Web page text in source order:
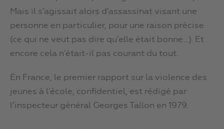
Mais il s’agissait alors d’assassinat visant une
personne en particulier, pour une raison précise
(ce qui ne veut pas dire qu’elle était bonne…). Et
encore cela n’était-il pas courant du tout.
En France, le premier rapport sur la violence des
jeunes à l’école, confidentiel, est rédigé par
l’inspecteur général Georges Tallon en 1979.